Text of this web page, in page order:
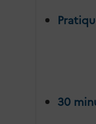
30